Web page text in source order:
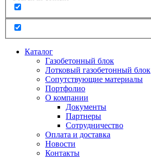
Каталог
Газобетонный блок
Лотковый газобетонный блок
Сопутствующие материалы
Портфолио
О компании
Документы
Партнеры
Сотрудничество
Оплата и доставка
Новости
Контакты